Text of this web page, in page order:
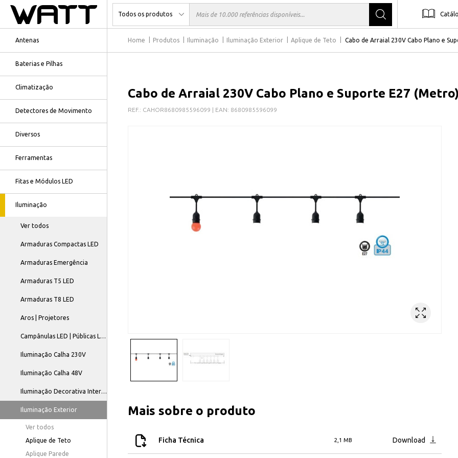
Antenas
Baterias e Pilhas
Climatização
Detectores de Movimento
Diversos
Ferramentas
Fitas e Módulos LED
Iluminação
Ver todos
Armaduras Compactas LED
Armaduras Emergência
Armaduras T5 LED
Armaduras T8 LED
Aros | Projetores
Campânulas LED | Públicas LED
Iluminação Calha 230V
Iluminação Calha 48V
Iluminação Decorativa Interior
Iluminação Exterior
Ver todos
Aplique de Teto
Aplique Parede
Home Produtos Iluminação Iluminação Exterior Aplique de Teto Cabo de Arraial 230V Cabo Plano e
Cabo de Arraial 230V Cabo Plano e Suporte E27 (Metro)
REF.: CAHOR8680985596099 | EAN: 8680985596099
Mais sobre o produto
Ficha Técnica 2,1 MB Download